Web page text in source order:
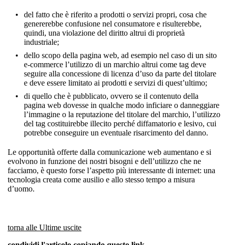
del fatto che è riferito a prodotti o servizi propri, cosa che
genererebbe confusione nel consumatore e risulterebbe,
quindi, una violazione del diritto altrui di proprietà
industriale;
dello scopo della pagina web, ad esempio nel caso di un sito
e-commerce l’utilizzo di un marchio altrui come tag deve
seguire alla concessione di licenza d’uso da parte del titolare
e deve essere limitato ai prodotti e servizi di quest’ultimo;
di quello che è pubblicato, ovvero se il contenuto della
pagina web dovesse in qualche modo inficiare o danneggiare
l’immagine o la reputazione del titolare del marchio, l’utilizzo
del tag costituirebbe illecito perché diffamatorio e lesivo, cui
potrebbe conseguire un eventuale risarcimento del danno.
Le opportunità offerte dalla comunicazione web aumentano e si
evolvono in funzione dei nostri bisogni e dell’utilizzo che ne
facciamo, è questo forse l’aspetto più interessante di internet: una
tecnologia creata come ausilio e allo stesso tempo a misura
d’uomo.
torna alle Ultime uscite